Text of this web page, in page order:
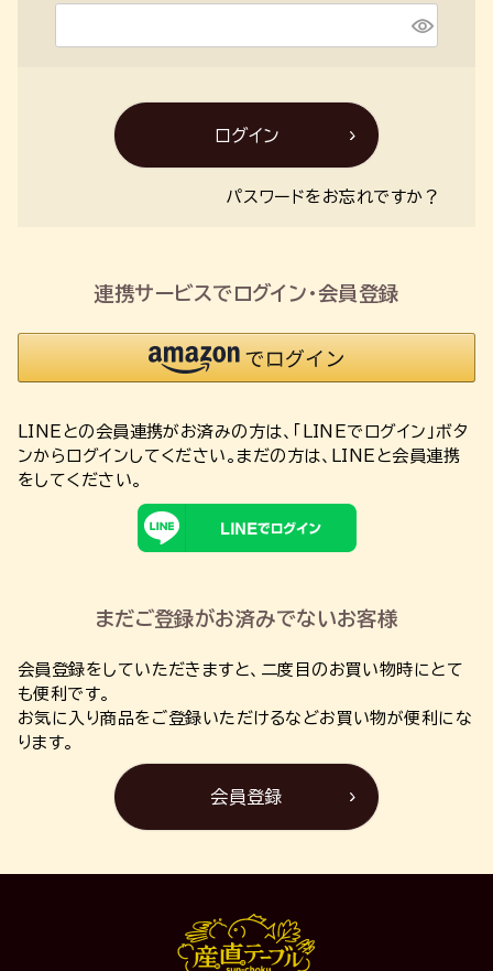
ログイン
パスワードをお忘れですか？
連携サービスでログイン・会員登録
LINEとの会員連携がお済みの方は、「LINEでログイン」ボタ
ンからログインしてください。まだの方は、 LINEと会員連携
をしてください。
まだご登録がお済みでないお客様
会員登録をしていただきますと、二度目のお買い物時にとて
も便利です。
お気に入り商品をご登録いただけるなどお買い物が便利にな
ります。
会員登録